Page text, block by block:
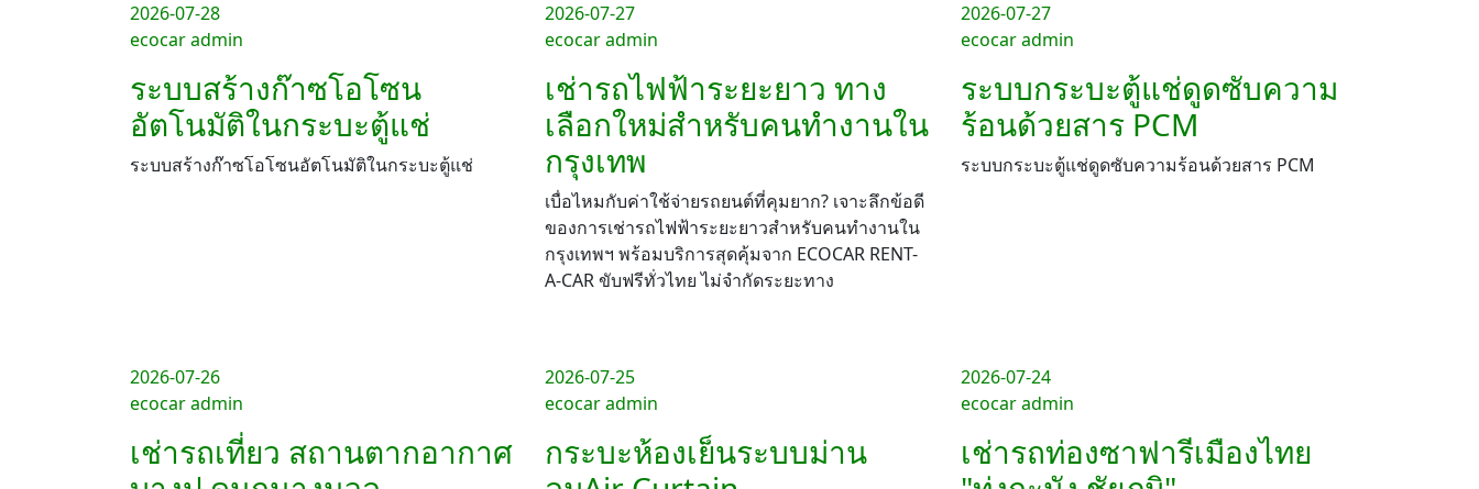
2026-07-28
ecocar admin
ระบบสร้างก๊าซโอโซน
อัตโนมัติในกระบะตู้แช่
ระบบสร้างก๊าซโอโซนอัตโนมัติในกระบะตู้แช่
2026-07-27
ecocar admin
เช่ารถไฟฟ้าระยะยาว ทาง
เลือกใหม่สำหรับคนทำงานใน
กรุงเทพ
เบื่อไหมกับค่าใช้จ่ายรถยนต์ที่คุมยาก? เจาะลึกข้อดี
ของการเช่ารถไฟฟ้าระยะยาวสำหรับคนทำงานใน
กรุงเทพฯ พร้อมบริการสุดคุ้มจาก ECOCAR RENT-
A-CAR ขับฟรีทั่วไทย ไม่จำกัดระยะทาง
2026-07-27
ecocar admin
ระบบกระบะตู้แช่ดูดซับความ
ร้อนด้วยสาร PCM
ระบบกระบะตู้แช่ดูดซับความร้อนด้วยสาร PCM
2026-07-26
ecocar admin
เช่ารถเที่ยว สถานตากอากาศ
2026-07-25
ecocar admin
กระบะห้องเย็นระบบม่าน
2026-07-24
ecocar admin
เช่ารถท่องซาฟารีเมืองไทย